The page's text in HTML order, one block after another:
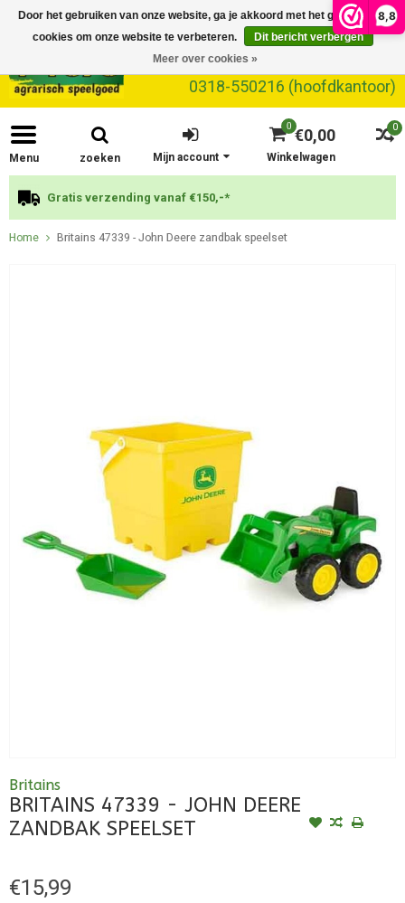
8,8
0318-550216 (hoofdkantoor)
Menu zoeken
0
0 €0,00
Winkelwagen
Mijn account
Gratis verzending vanaf €150,-*
Home Britains 47339 - John Deere zandbak speelset
Britains
BRITAINS 47339 - JOHN DEERE
ZANDBAK SPEELSET
€15,99
Door het gebruiken van onze website, ga je akkoord met het gebruik van
cookies om onze website te verbeteren.
Dit bericht verbergen
Meer over cookies »